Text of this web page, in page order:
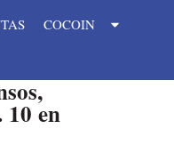
COCOIN
en